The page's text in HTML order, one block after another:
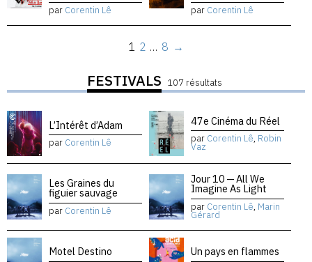
par Corentin Lê par Corentin Lê
1 2 … 8 →
FESTIVALS 107 résultats
L’Intérêt d’Adam
par Corentin Lê
47e Cinéma du Réel
par Corentin Lê, Robin
Vaz
Les Graines du
figuier sauvage
par Corentin Lê
Jour 10 — All We
Imagine As Light
par Corentin Lê, Marin
Gérard
Motel Destino Un pays en flammes